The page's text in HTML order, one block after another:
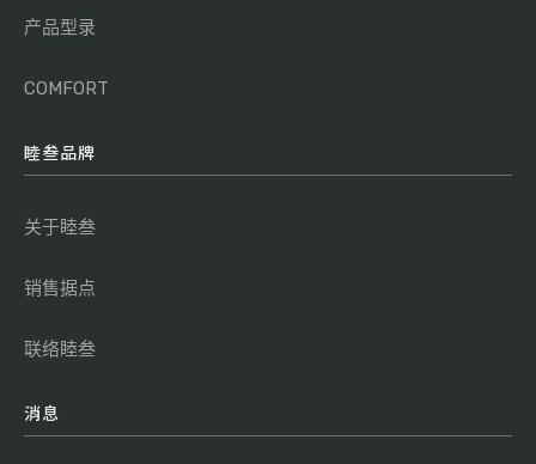
产品型录
COMFORT
睦叁品牌
关于睦叁
销售据点
联络睦叁
消息